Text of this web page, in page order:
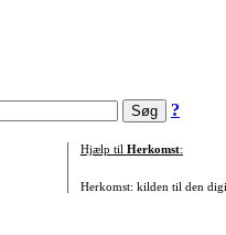
?
Hjælp til Herkomst:
Herkomst: kilden til den